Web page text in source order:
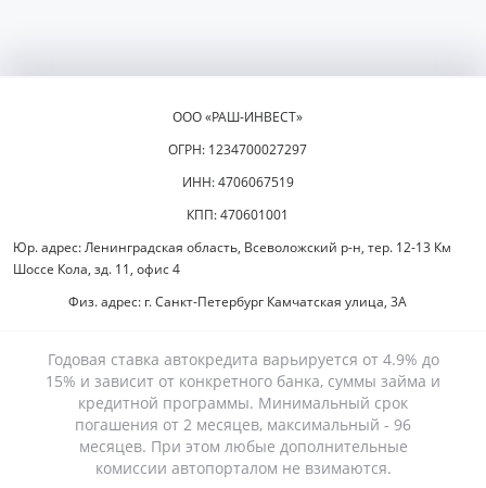
ООО «РАШ-ИНВЕСТ»
ОГРН: 1234700027297
ИНН: 4706067519
КПП: 470601001
Юр. адрес: Ленинградская область, Всеволожский р-н, тер. 12-13 Км
Шоссе Кола, зд. 11, офис 4
Физ. адрес: г. Санкт-Петербург Камчатская улица, 3А
Годовая ставка автокредита варьируется от 4.9% до
15% и зависит от конкретного банка, суммы займа и
кредитной программы. Минимальный срок
погашения от 2 месяцев, максимальный - 96
месяцев. При этом любые дополнительные
комиссии автопорталом не взимаются.